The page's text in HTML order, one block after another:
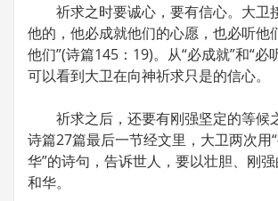
祈求之时要诚心，要有信心。大卫
他的，他必成就他们的心愿，也必听他
他们”(诗篇145：19)。从“必成就”和“必
可以看到大卫在向神祈求只是的信心。
祈求之后，还要有刚强坚定的等候
诗篇27篇最后一节经文里，大卫两次用
华”的诗句，告诉世人，要以壮胆、刚
和华。